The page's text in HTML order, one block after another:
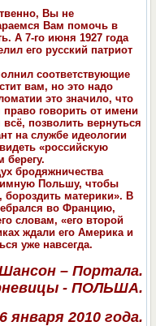
Вы не
Вам помочь в
А 7-го июня 1927 года
его русский патриот
соответствующие
вам, но это надо
это значило, что
говорить от имени
позволить вернуться
на службе идеологии
«российскую
берегу.
бродяжничества
Польшу, чтобы
материки». В
во Францию,
словам, «его второй
ждали его Америка и
уже навсегда.
– Портала.
- ПОЛЬША.
6 января 2010 года.